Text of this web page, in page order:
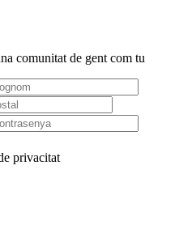
comunitat de gent com tu
privacitat